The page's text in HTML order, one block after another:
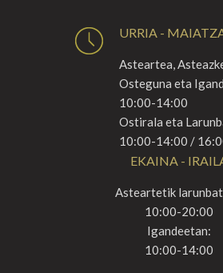
URRIA -
Asteartea,
Osteguna eta
10:00-14:00
Ostirala eta
10:00-14:00 /
EKAINA -
Asteartetik
10:00-20:00
Igandeetan:
10:00-14:00